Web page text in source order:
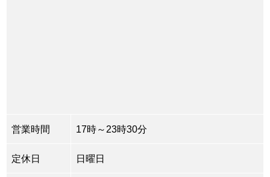
営業時間 17時～23時30分
定休日 日曜日